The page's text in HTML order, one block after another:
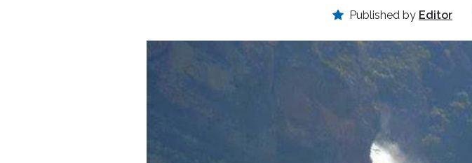
Published by Editor